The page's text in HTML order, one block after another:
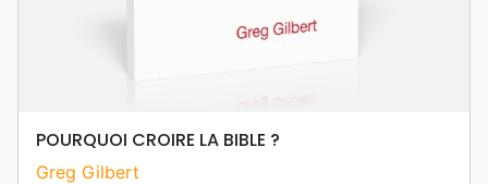
POURQUOI CROIRE LA BIBLE ?
Greg Gilbert